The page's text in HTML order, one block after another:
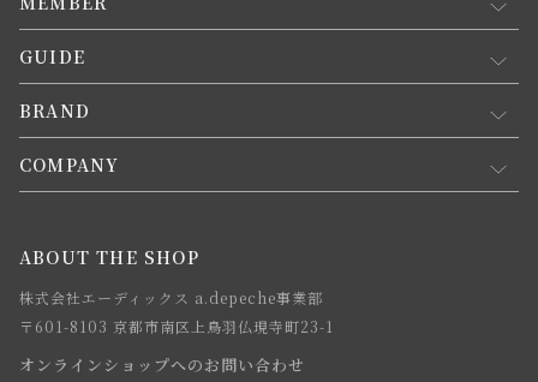
マイページ
新規会員登録
会員規約について
GUIDE
お買い物ガイド
会員登録について
お支払方法について
お届けについて
BRAND
コンセプト
webカタログ
COMPANY
店舗一覧
求人情報
法人のお客様
ABOUT THE SHOP
株式会社エーディックス a.depeche事業部
〒601-8103 京都市南区上鳥羽仏現寺町23-1
オンラインショップへのお問い合わせ